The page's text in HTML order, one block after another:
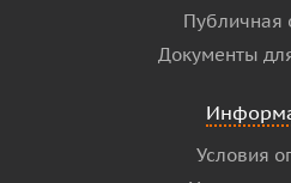
Публичная
Документы
Условия